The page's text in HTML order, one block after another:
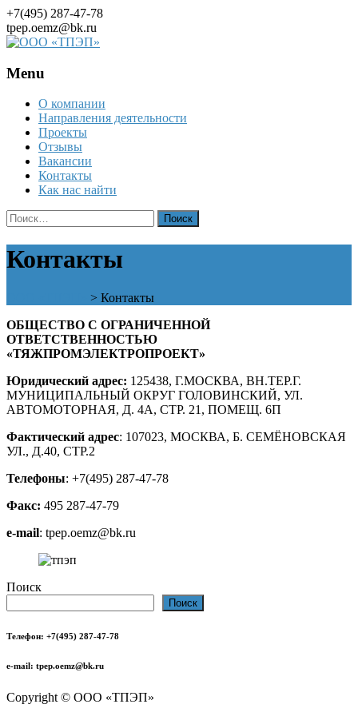
+7(495) 287-47-78
tpep.oemz@bk.ru
Menu
Skip
content
О компании
Направления деятельности
Проекты
Отзывы
Вакансии
Контакты
Как нас найти
Найти:
Контакты
> Контакты
ОБЩЕСТВО С ОГРАНИЧЕННОЙ
ОТВЕТСТВЕННОСТЬЮ
«ТЯЖПРОМЭЛЕКТРОПРОЕКТ»
Юридический адрес: 125438, Г.МОСКВА, ВН.ТЕР.Г.
МУНИЦИПАЛЬНЫЙ ОКРУГ ГОЛОВИНСКИЙ, УЛ.
АВТОМОТОРНАЯ, Д. 4А, СТР. 21, ПОМЕЩ. 6П
Фактический адрес: 107023, МОСКВА, Б. СЕМЁНОВСКАЯ
УЛ., Д.40, СТР.2
Телефоны: +7(495) 287-47-78
Факс: 495 287-47-79
e-mail: tpep.oemz@bk.ru
Поиск
Поиск
Телефон: +7(495) 287-47-78
e-mail : tpep.oemz@bk.ru
Copyright © ООО «ТПЭП»